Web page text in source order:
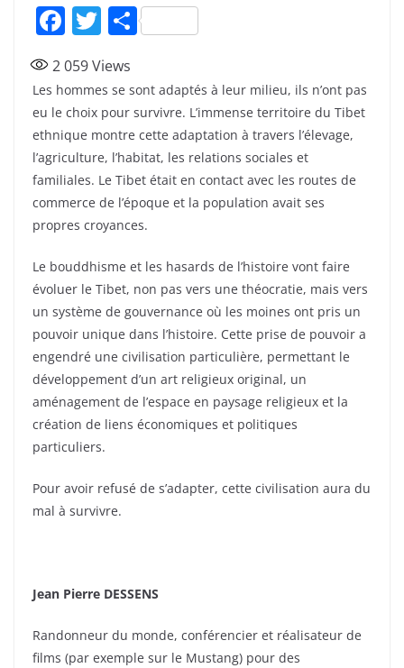
F
c
e
b
o
o
k
T
w
itt
er
P
ta
g
er
2 059Views
Les hommes se sont adaptés à leur milieu, ils n’ont pas
eu le choix pour survivre. L’immense territoire du Tibet
ethnique montre cette adaptation à travers l’élevage,
l’agriculture, l’habitat, les relations sociales et
familiales. Le Tibet était en contact avec les routes de
commerce de l’époque et la population avait ses
propres croyances.
Le bouddhisme et les hasards de l’histoire vont faire
évoluer le Tibet, non pas vers une théocratie, mais vers
un système de gouvernance où les moines ont pris un
pouvoir unique dans l’histoire. Cette prise de pouvoir a
engendré une civilisation particulière, permettant le
développement d’un art religieux original, un
aménagement de l’espace en paysage religieux et la
création de liens économiques et politiques
particuliers.
Pour avoir refusé de s’adapter, cette civilisation aura du
mal à survivre.
Jean Pierre DESSENS
Randonneur du monde, conférencier et réalisateur de
films (par exemple sur le Mustang) pour des